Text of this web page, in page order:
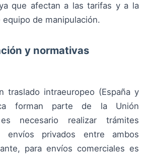
que afectan a las tarifas y a la
de manipulación.
y normativas
traslado intraeuropeo (España y
forman parte de la Unión
necesario realizar trámites
envíos privados entre ambos
para envíos comerciales es